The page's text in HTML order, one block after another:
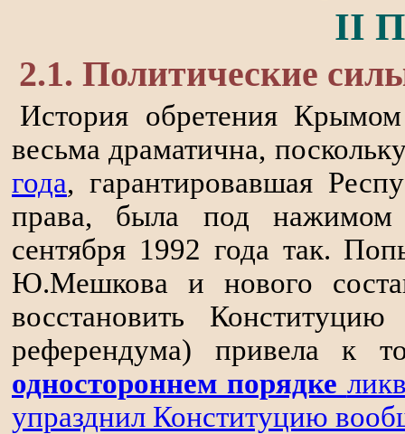
II
2.1. Политические
История обретения
весьма драматична,
года, гарантировавшая
права, была под
сентября 1992 года так.
Ю.Мешкова и нового
восстановить
референдума) привела к
одностороннем порядке
упразднил Конституцию